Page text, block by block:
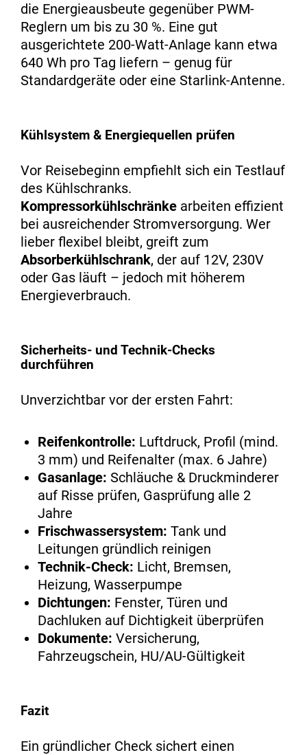
die Energieausbeute gegenüber PWM-
Reglern um bis zu 30 %. Eine gut
ausgerichtete 200-Watt-Anlage kann etwa
640 Wh pro Tag liefern – genug für
Standardgeräte oder eine Starlink-Antenne.
Kühlsystem & Energiequellen prüfen
Vor Reisebeginn empfiehlt sich ein Testlauf
des Kühlschranks.
Kompressorkühlschränke arbeiten effizient
bei ausreichender Stromversorgung. Wer
lieber flexibel bleibt, greift zum
Absorberkühlschrank, der auf 12V, 230V
oder Gas läuft – jedoch mit höherem
Energieverbrauch.
Sicherheits- und Technik-Checks
durchführen
Unverzichtbar vor der ersten Fahrt:
Reifenkontrolle: Luftdruck, Profil (mind.
3 mm) und Reifenalter (max. 6 Jahre)
Gasanlage: Schläuche & Druckminderer
auf Risse prüfen, Gasprüfung alle 2
Jahre
Frischwassersystem: Tank und
Leitungen gründlich reinigen
Technik-Check: Licht, Bremsen,
Heizung, Wasserpumpe
Dichtungen: Fenster, Türen und
Dachluken auf Dichtigkeit überprüfen
Dokumente: Versicherung,
Fahrzeugschein, HU/AU-Gültigkeit
Fazit
Ein gründlicher Check sichert einen